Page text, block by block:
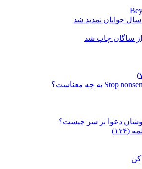
جوانان تمدید شد
ساگان چاپ شد
دعوا بر سر چیست؟
کن